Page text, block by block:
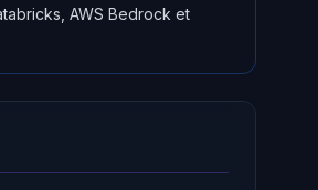
AWS Bedrock et